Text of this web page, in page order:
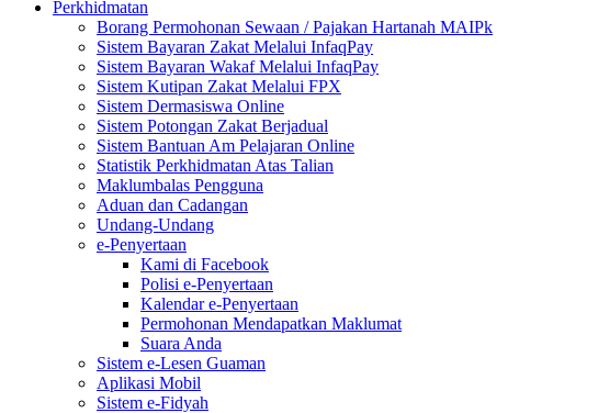
Perkhidmatan
Borang Permohonan Sewaan / Pajakan Hartanah MAIPk
Sistem Bayaran Zakat Melalui InfaqPay
Sistem Bayaran Wakaf Melalui InfaqPay
Sistem Kutipan Zakat Melalui FPX
Sistem Dermasiswa Online
Sistem Potongan Zakat Berjadual
Sistem Bantuan Am Pelajaran Online
Statistik Perkhidmatan Atas Talian
Maklumbalas Pengguna
Aduan dan Cadangan
Undang-Undang
e-Penyertaan
Kami di Facebook
Polisi e-Penyertaan
Kalendar e-Penyertaan
Permohonan Mendapatkan Maklumat
Suara Anda
Sistem e-Lesen Guaman
Aplikasi Mobil
Sistem e-Fidyah